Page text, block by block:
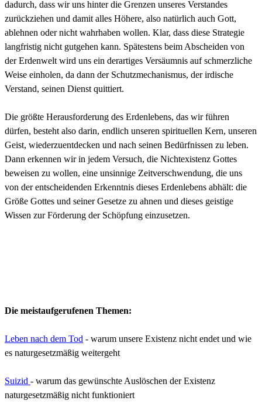
dadurch, dass wir uns hinter die Grenzen unseres Verstandes
zurückziehen und damit alles Höhere, also natürlich auch Gott,
ablehnen oder nicht wahrhaben wollen. Klar, dass diese Strategie
langfristig nicht gutgehen kann. Spätestens beim Abscheiden von
der Erdenwelt wird uns ein derartiges Versäumnis auf schmerzliche
Weise einholen, da dann der Schutzmechanismus, der irdische
Verstand, seinen Dienst quittiert.
Die größte Herausforderung des Erdenlebens, das wir führen
dürfen, besteht also darin, endlich unseren spirituellen Kern, unseren
Geist, wiederzuentdecken und nach seinen Bedürfnissen zu leben.
Dann erkennen wir in jedem Versuch, die Nichtexistenz Gottes
beweisen zu wollen, eine unsinnige Zeitverschwendung, die uns
von der entscheidenden Erkenntnis dieses Erdenlebens abhält: die
Größe Gottes und seiner Gesetze zu ahnen und dieses geistige
Wissen zur Förderung der Schöpfung einzusetzen.
Die meistaufgerufenen Themen:
Leben nach dem Tod - warum unsere Existenz nicht endet und wie
es naturgesetzmäßig weitergeht
Suizid - warum das gewünschte Auslöschen der Existenz
naturgesetzmäßig nicht funktioniert